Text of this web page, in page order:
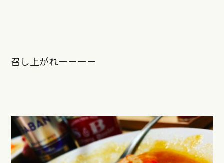
召し上がれーーーー